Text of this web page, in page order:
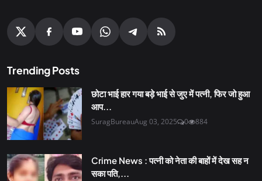
Trending Posts
छोटा भाई हार गया बड़े भाई से जुए में पत्नी, फिर जो हुआ
आप...
SuragBureauAug 03, 2025 0 884
Crime News : पत्नी को नेता की बाहों में देख सह न
सका पति,...